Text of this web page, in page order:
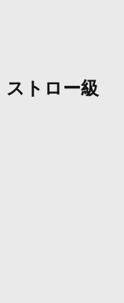
ストロー級